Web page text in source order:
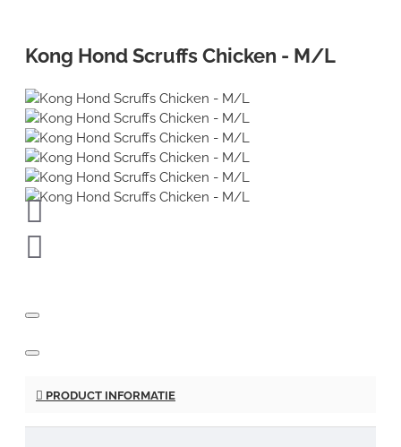
Kong Hond Scruffs Chicken - M/L
PRODUCT INFORMATIE